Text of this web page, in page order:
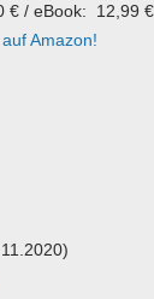
€ / eBook: 12,99 €
Amazon!